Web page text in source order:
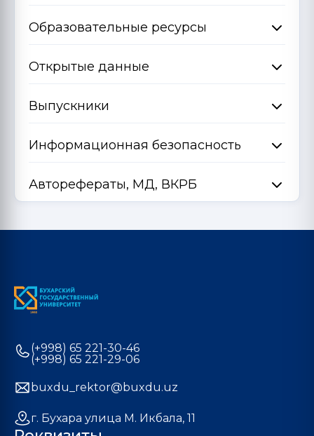
Образовательные ресурсы
Открытые данные
Выпускники
Информационная безопасность
Авторефераты, МД, ВКРБ
(+998) 65 221-30-46
(+998) 65 221-29-06
buxdu_rektor@buxdu.uz
г. Бухара улица М. Икбала, 11